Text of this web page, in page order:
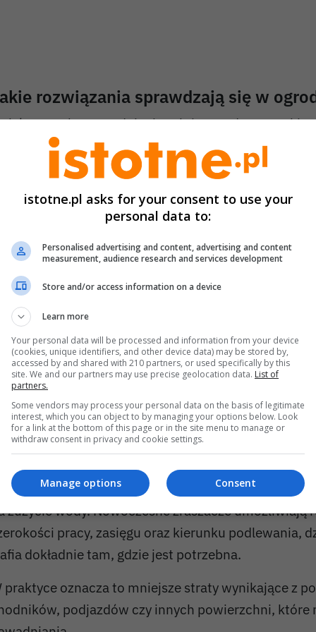
rozwiązania sprawdzają się w
sposobu nawadniania zależy przede
i rodzaju upraw. Na mniejszych
klasyczne zraszacze podłączane do
większych ogrodach coraz częściej stosowane są
równomierne podlewanie większego
rynku dostępne są między innymi zraszacze
rotacyjne oraz zestawy przeznaczone do
Poszczególne modele pozwalają
kilkudziesięciu do nawet kilkuset metrów
wybór takich urządzeń można znaleźć pod
www.mediaexpert.pl/dom-i-ogrod/
zraszajace
Oszczędność wody staje się coraz
ceny mediów sprawiają, że właściciele
uwagę nie tylko na skuteczność
zużycie wody. Nowoczesne zraszacze umożliwiają
pracy, zasięgu oraz kierunku podlewania,
dokładnie tam, gdzie jest potrzebna.
praktyce oznacza to mniejsze straty wynikające z
podjazdów czy innych powierzchni, które
istotne.pl asks for your consent to use your
personal data to:
Personalised advertising and content, advertising and content
measurement, audience research and services development
Store and/or access information on a device
Learn more
Your personal data will be processed and information from your device
(cookies, unique identifiers, and other device data) may be stored by,
accessed by and shared with 210 partners, or used specifically by this
site. We and our partners may use precise geolocation data. List of
partners.
Some vendors may process your personal data on the basis of legitimate
interest, which you can object to by managing your options below. Look
for a link at the bottom of this page or in the site menu to manage or
withdraw consent in privacy and cookie settings.
Consent
Manage options